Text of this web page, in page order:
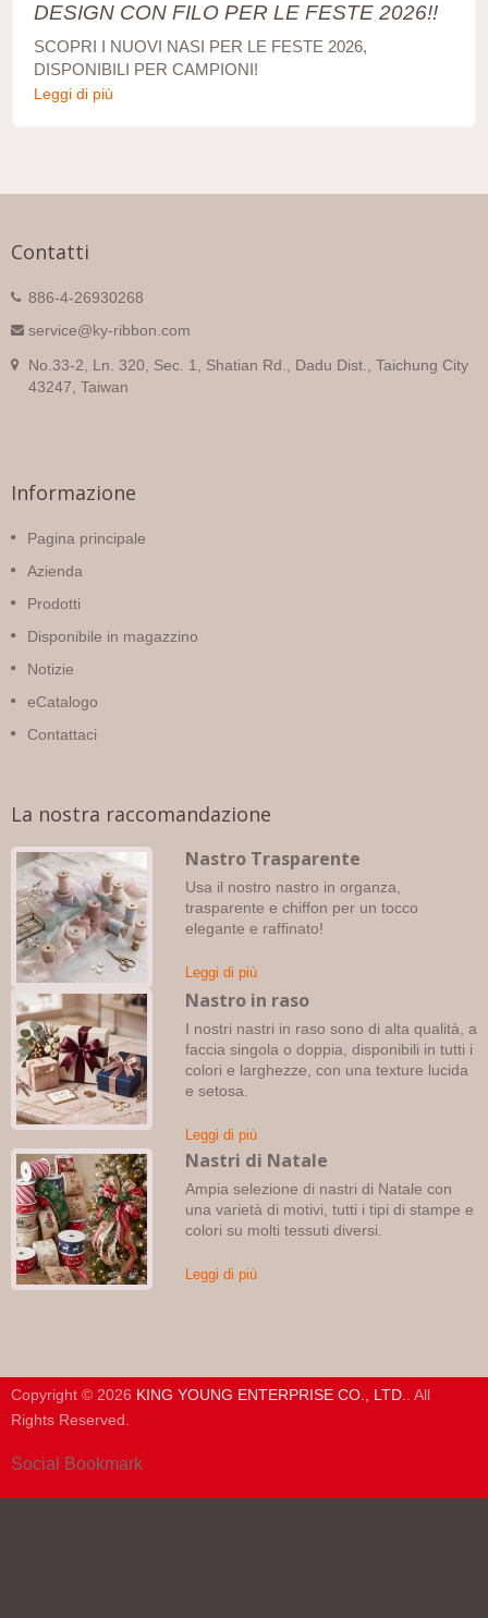
DESIGN CON FILO PER LE FESTE 2026!!
SCOPRI I NUOVI NASI PER LE FESTE 2026,
DISPONIBILI PER CAMPIONI!
Leggi di più
Contatti
886-4-26930268
service@ky-ribbon.com
No.33-2, Ln. 320, Sec. 1, Shatian Rd., Dadu Dist., Taichung City
43247, Taiwan
Informazione
Pagina principale
Azienda
Prodotti
Disponibile in magazzino
Notizie
eCatalogo
Contattaci
La nostra raccomandazione
Nastro Trasparente
Usa il nostro nastro in organza,
trasparente e chiffon per un tocco
elegante e raffinato!
Leggi di più
Nastro in raso
I nostri nastri in raso sono di alta qualità, a
faccia singola o doppia, disponibili in tutti i
colori e larghezze, con una texture lucida
e setosa.
Leggi di più
Nastri di Natale
Ampia selezione di nastri di Natale con
una varietà di motivi, tutti i tipi di stampe e
colori su molti tessuti diversi.
Leggi di più
Copyright © 2026 KING YOUNG ENTERPRISE CO., LTD.. All
Rights Reserved.
Social Bookmark